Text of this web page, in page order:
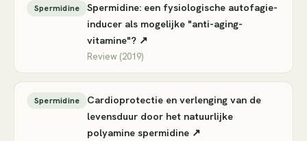
Spermidine
Spermidine: een fysiologische autofagie-
inducer als mogelijke "anti-aging-
vitamine"? ↗
Review (2019)
Spermidine
Cardioprotectie en verlenging van de
levensduur door het natuurlijke
polyamine spermidine ↗